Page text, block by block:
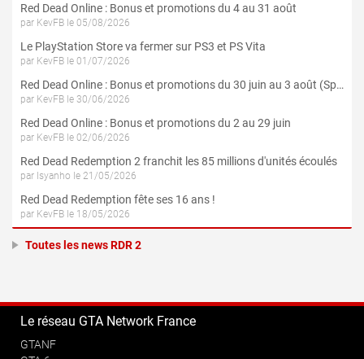
Red Dead Online : Bonus et promotions du 4 au 31 août
par KevFB le 05/08/2026
Le PlayStation Store va fermer sur PS3 et PS Vita
par KevFB le 01/07/2026
Red Dead Online : Bonus et promotions du 30 juin au 3 août (Spécial 4 Juillet)
par KevFB le 30/06/2026
Red Dead Online : Bonus et promotions du 2 au 29 juin
par KevFB le 02/06/2026
Red Dead Redemption 2 franchit les 85 millions d'unités écoulés
par Isyanho le 21/05/2026
Red Dead Redemption fête ses 16 ans !
par KevFB le 18/05/2026
Toutes les news RDR 2
Le réseau GTA Network France
GTANF